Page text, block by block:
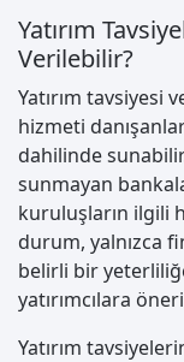
Yatırım
Verilebilir?
Yatırım tavsiyesi
hizmeti
dahilinde
sunmayan
kuruluşların ilgili
durum, yalnızca
belirli bir
yatırımcılara
Yatırım